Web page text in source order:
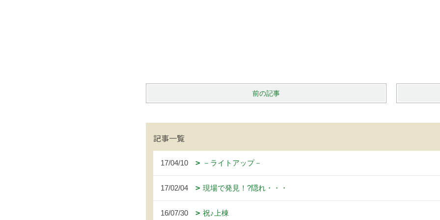
前の記事
記事一覧
17/04/10 －ライトアップ－
17/02/04 現場で発見！?隠れ・・・
16/07/30 祝♪上棟